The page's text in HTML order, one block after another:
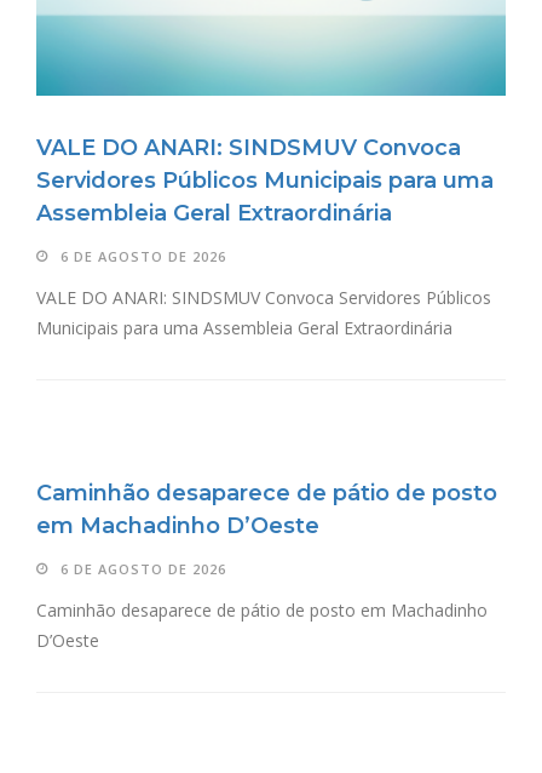
VALE DO ANARI: SINDSMUV Convoca
Servidores Públicos Municipais para uma
Assembleia Geral Extraordinária
6 DE AGOSTO DE 2026
VALE DO ANARI: SINDSMUV Convoca Servidores Públicos
Municipais para uma Assembleia Geral Extraordinária
Caminhão desaparece de pátio de posto
em Machadinho D’Oeste
6 DE AGOSTO DE 2026
Caminhão desaparece de pátio de posto em Machadinho
D’Oeste